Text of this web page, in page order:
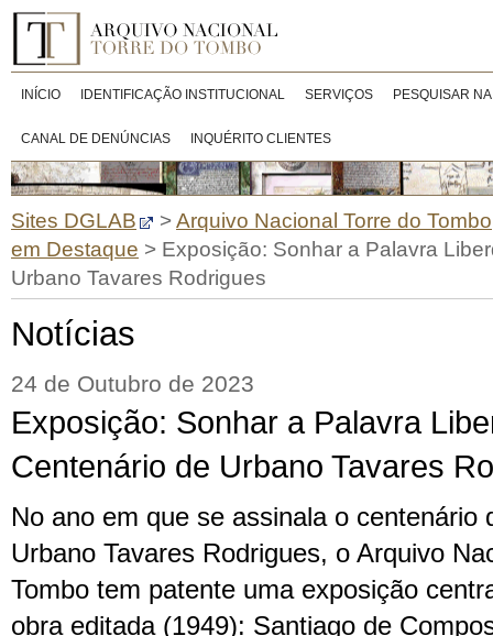
INÍCIO IDENTIFICAÇÃO INSTITUCIONAL SERVIÇOS PESQUISAR
CANAL DE DENÚNCIAS INQUÉRITO CLIENTES
Sites DGLAB >Arquivo Nacional Torre do Tombo
em Destaque > Exposição: Sonhar a Palavra
Urbano Tavares Rodrigues
Notícias
24 de Outubro de 2023
Exposição: Sonhar a Palavra
Centenário de Urbano Tavares
No ano em que se assinala o centenário
Urbano Tavares Rodrigues, o Arquivo
Tombo tem patente uma exposição
obra editada (1949): Santiago de